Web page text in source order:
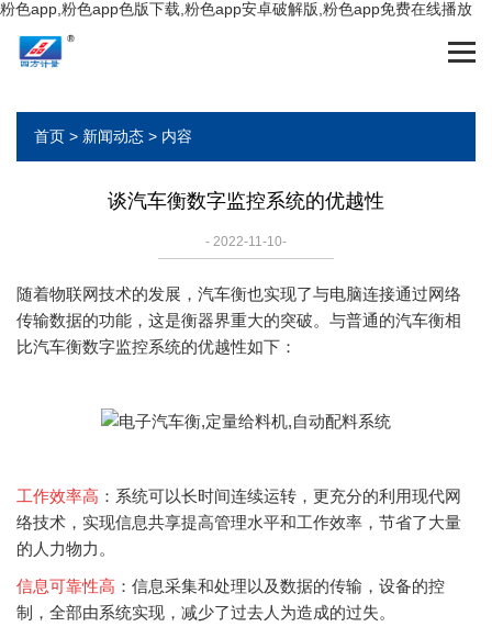
粉色app,粉色app色版下载,粉色app安卓破解版,粉色app免费在线播放
首页 > 新闻动态 > 内容
谈汽车衡数字监控系统的优越性
- 2022-11-10-
随着物联网技术的发展，汽车衡也实现了与电脑连接通过网络
传输数据的功能，这是衡器界重大的突破。与普通的汽车衡相
比汽车衡数字监控系统的优越性如下：
工作效率高 ：系统可以长时间连续运转，更充分的利用现代网
络技术，实现信息共享提高管理水平和工作效率，节省了大量
的人力物力。
信息可靠性高 ：信息采集和处理以及数据的传输，设备的控
制，全部由系统实现，减少了过去人为造成的过失。